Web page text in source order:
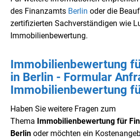
des Finanzamts Berlin oder die
zertifizierten Sachverständigen wie
Immobilienbewertung.
Immobilienbewertung
in Berlin - Formular
Immobilienbewertung
Haben Sie weitere Fragen zum
Thema Immobilienbewertung für
Berlin oder möchten ein